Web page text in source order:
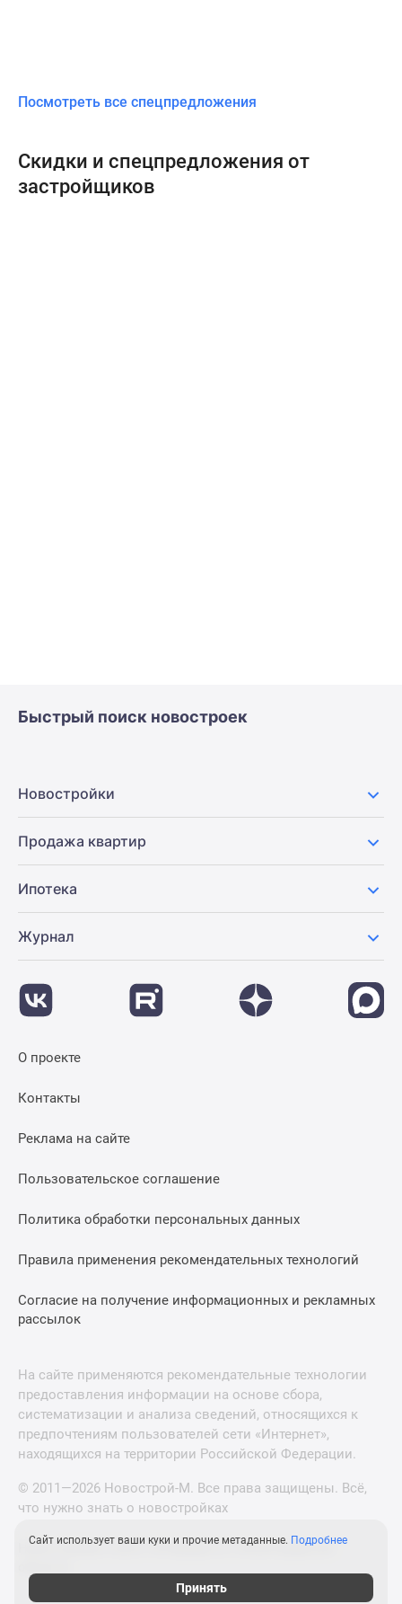
Посмотреть все спецпредложения
Скидки и спецпредложения от
застройщиков
Быстрый поиск новостроек
Новостройки
Продажа квартир
Ипотека
Журнал
О проекте
Контакты
Реклама на сайте
Пользовательское соглашение
Политика обработки персональных данных
Правила применения рекомендательных технологий
Согласие на получение информационных и рекламных
рассылок
На сайте применяются рекомендательные технологии
предоставления информации на основе сбора,
систематизации и анализа сведений, относящихся к
предпочтениям пользователей сети «Интернет»,
находящихся на территории Российской Федерации.
© 2011—2026 Новострой-М. Все права защищены. Всё,
что нужно знать о новостройках
Новостройки Санкт-Петербурга и Ленинградской
Сайт использует ваши куки и прочие метаданные. Подробнее
Принять